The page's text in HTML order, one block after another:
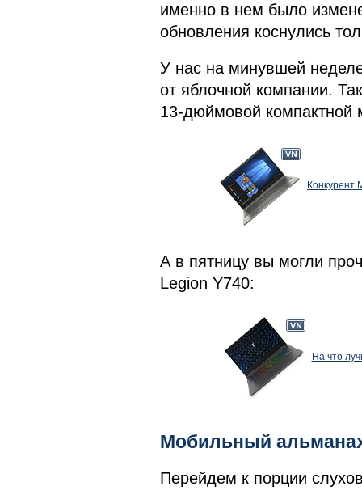
именно в нем было
обновления коснулись
У нас на минувшей
от яблочной компании.
13-дюймовой компактной
Конкурент
А в пятницу вы могли
Legion Y740:
На что
Мобильный
Перейдем к порции